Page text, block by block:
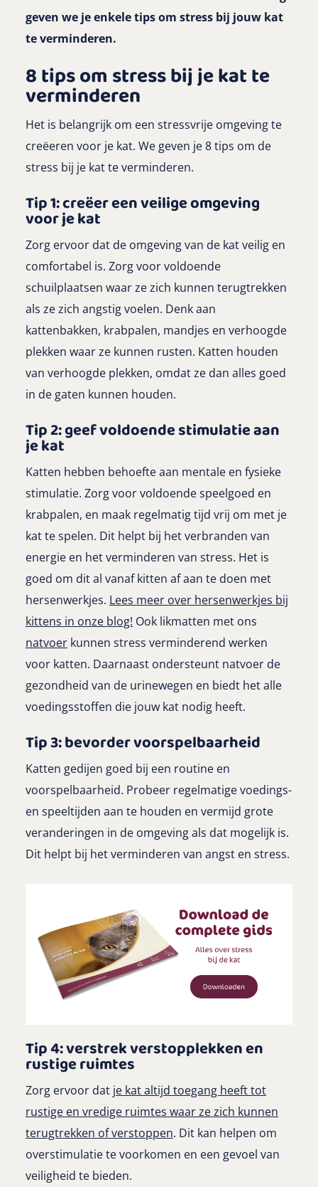
geven we je enkele tips om stress bij jouw kat
te verminderen.
8 tips om stress bij je kat te
verminderen
Het is belangrijk om een stressvrije omgeving te
creëeren voor je kat. We geven je 8 tips om de
stress bij je kat te verminderen.
Tip 1: creëer een veilige omgeving
voor je kat
Zorg ervoor dat de omgeving van de kat veilig en
comfortabel is. Zorg voor voldoende
schuilplaatsen waar ze zich kunnen terugtrekken
als ze zich angstig voelen. Denk aan
kattenbakken, krabpalen, mandjes en verhoogde
plekken waar ze kunnen rusten. Katten houden
van verhoogde plekken, omdat ze dan alles goed
in de gaten kunnen houden.
Tip 2: geef voldoende stimulatie aan
je kat
Katten hebben behoefte aan mentale en fysieke
stimulatie. Zorg voor voldoende speelgoed en
krabpalen, en maak regelmatig tijd vrij om met je
kat te spelen. Dit helpt bij het verbranden van
energie en het verminderen van stress. Het is
goed om dit al vanaf kitten af aan te doen met
hersenwerkjes. Lees meer over hersenwerkjes bij
kittens in onze blog! Ook likmatten met ons
natvoer kunnen stress verminderend werken
voor katten. Daarnaast ondersteunt natvoer de
gezondheid van de urinewegen en biedt het alle
voedingsstoffen die jouw kat nodig heeft.
Tip 3: bevorder voorspelbaarheid
Katten gedijen goed bij een routine en
voorspelbaarheid. Probeer regelmatige voedings-
en speeltijden aan te houden en vermijd grote
veranderingen in de omgeving als dat mogelijk is.
Dit helpt bij het verminderen van angst en stress.
Tip 4: verstrek verstopplekken en
rustige ruimtes
Zorg ervoor dat je kat altijd toegang heeft tot
rustige en vredige ruimtes waar ze zich kunnen
terugtrekken of verstoppen. Dit kan helpen om
overstimulatie te voorkomen en een gevoel van
veiligheid te bieden.